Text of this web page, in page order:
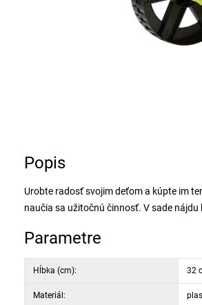
Popis
Urobte radosť svojim deťom a kúpte im
naučia sa užitočnú činnosť. V sade
Parametre
Hĺbka (cm): 32
Materiál: